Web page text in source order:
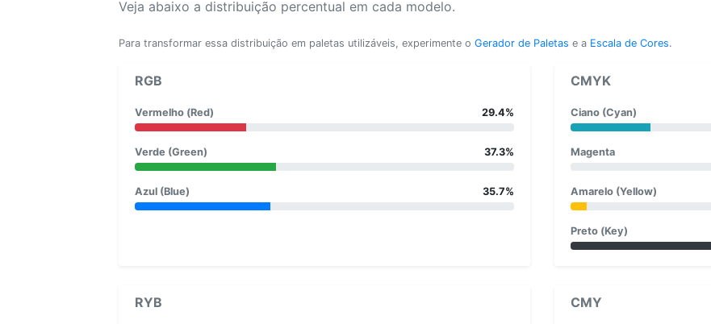
Veja abaixo a distribuição percentual em cada modelo.
Para transformar essa distribuição em paletas utilizáveis, experimente o Gerador de Paletas e a Escala de Cores.
RGB
Vermelho (Red) 29.4%
Verde (Green) 37.3%
Azul (Blue) 35.7%
CMYK
Ciano (Cyan)
Magenta
Amarelo (Yellow)
Preto (Key)
RYB CMY